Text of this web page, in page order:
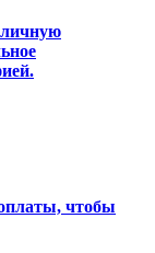
личную
чтобы